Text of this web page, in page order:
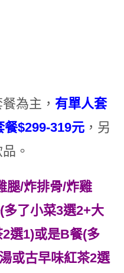
為主， 有單人套
餐$299-319元，另
。
腿/炸排骨/炸雞
了小菜3選2+大
選1)或是B餐(多
或古早味紅茶2選